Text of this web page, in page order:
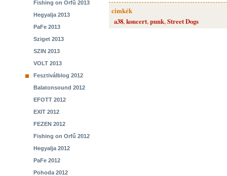
Fishing on Orfű 2013
Hegyalja 2013
PaFe 2013
Sziget 2013
SZIN 2013
VOLT 2013
Fesztiválblog 2012
Balatonsound 2012
EFOTT 2012
EXIT 2012
FEZEN 2012
Fishing on Orfű 2012
Hegyalja 2012
PaFe 2012
Pohoda 2012
cimkék
a38,koncert,punk,Street Dogs